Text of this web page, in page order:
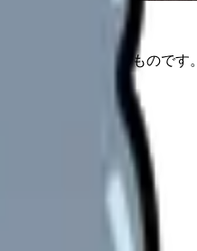
報は公開日時点のもので